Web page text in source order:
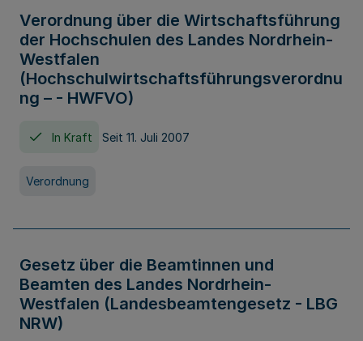
Verordnung über die Wirtschaftsführung
der Hochschulen des Landes Nordrhein-
Westfalen
(Hochschulwirtschaftsführungsverordnu
ng – - HWFVO)
In Kraft Seit 11. Juli 2007
Verordnung
Gesetz über die Beamtinnen und
Beamten des Landes Nordrhein-
Westfalen (Landesbeamtengesetz - LBG
NRW)